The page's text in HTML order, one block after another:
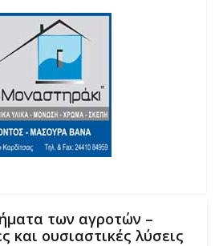
των αγροτών –
και ουσιαστικές λύσεις